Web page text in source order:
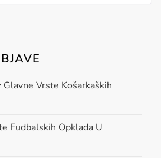
Glavne Vrste Košarkaških
Fudbalskih Opklada U